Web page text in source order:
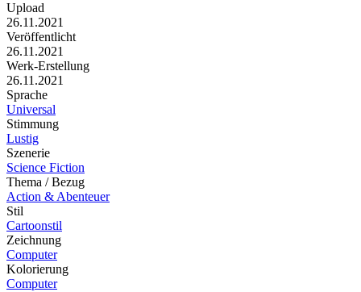
Upload
26.11.2021
Veröffentlicht
26.11.2021
Werk-Erstellung
26.11.2021
Sprache
Universal
Stimmung
Lustig
Szenerie
Science Fiction
Thema / Bezug
Action & Abenteuer
Stil
Cartoonstil
Zeichnung
Computer
Kolorierung
Computer